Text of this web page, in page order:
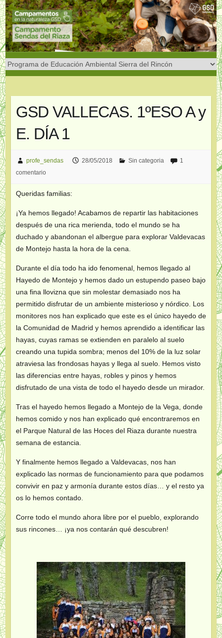
Saltar
al
contenido
GSD VALLECAS. 1ºESO A y
E. DÍA 1
profe_sendas 28/05/2018 Sin categoria
1
comentario
Queridas familias:
¡Ya hemos llegado! Acabamos de repartir las habitaciones
después de una rica merienda, todo el mundo se ha
duchado y abandonan el albergue para explorar Valdevacas
de Montejo hasta la hora de la cena.
Durante el día todo ha ido fenomenal, hemos llegado al
Hayedo de Montejo y hemos dado un estupendo paseo bajo
una fina llovizna que sin molestar demasiado nos ha
permitido disfrutar de un ambiente misterioso y nórdico. Los
monitores nos han explicado que este es el único hayedo de
la Comunidad de Madrid y hemos aprendido a identificar las
hayas, cuyas ramas se extienden en paralelo al suelo
creando una tupida sombra; menos del 10% de la luz solar
atraviesa las frondosas hayas y llega al suelo. Hemos visto
las diferencias entre hayas, robles y pinos y hemos
disfrutado de una vista de todo el hayedo desde un mirador.
Tras el hayedo hemos llegado a Montejo de la Vega, donde
hemos comido y nos han explicado qué encontraremos en
el Parque Natural de las Hoces del Riaza durante nuestra
semana de estancia.
Y finalmente hemos llegado a Valdevacas, nos han
explicado las normas de funcionamiento para que podamos
convivir en paz y armonía durante estos días… y el resto ya
os lo hemos contado.
Corre todo el mundo ahora libre por el pueblo, explorando
sus rincones… ¡ya nos contarán qué descubren!